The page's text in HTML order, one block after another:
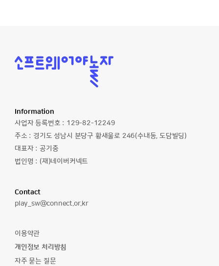
소
프
놀
자
Information
사업자 등록번호 : 129-82-12249
주소 : 경기도 성남시 분당구 황새울로 246(수내동, 도담빌딩)
대표자 : 공기중
법인명 : (재)네이버커넥트
Contact
이
일
play_sw@connect.or.kr
이용약관
개인정보 처리방침
자주 묻는 질문